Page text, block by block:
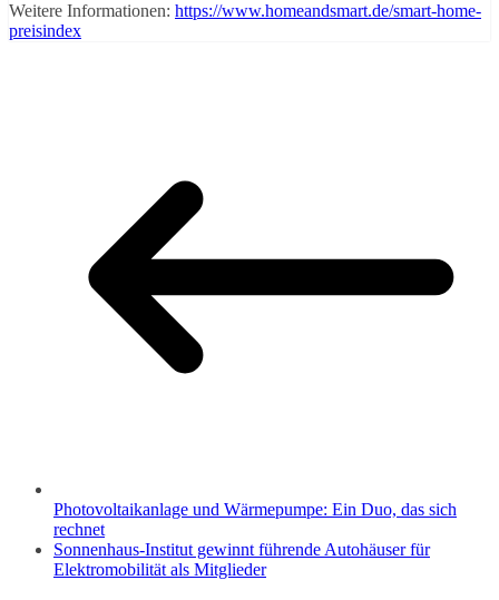
Weitere Informationen: https://www.homeandsmart.de/smart-home-
preisindex
Photovoltaikanlage und Wärmepumpe: Ein Duo, das sich
rechnet
Sonnenhaus-Institut gewinnt führende Autohäuser für
Elektromobilität als Mitglieder